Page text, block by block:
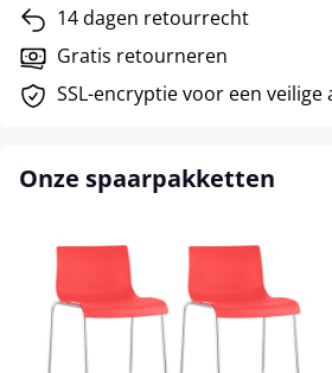
14 dagen retourrecht
Gratis retourneren
SSL-encryptie voor een veilige
Onze spaarpakketten